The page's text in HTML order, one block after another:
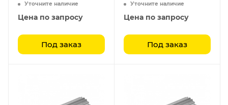
Уточните наличие
Цена по запросу
Под заказ
Уточните наличие
Цена по запросу
Под заказ